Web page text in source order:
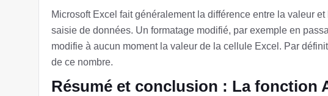
Microsoft Excel fait généralement la différence entre la valeur
saisie de données. Un formatage modifié, par exemple en
modifie à aucun moment la valeur de la cellule Excel. Par
de ce nombre.
Résumé et conclusion : La fonction